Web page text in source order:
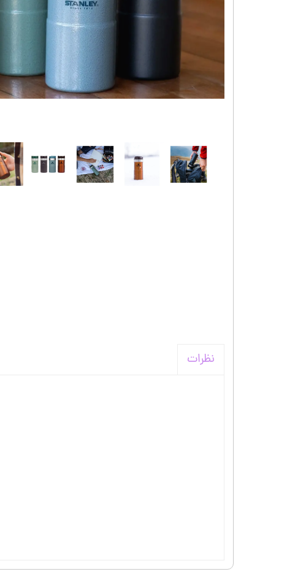
کیف و اکسسوری استنلی
نظرات